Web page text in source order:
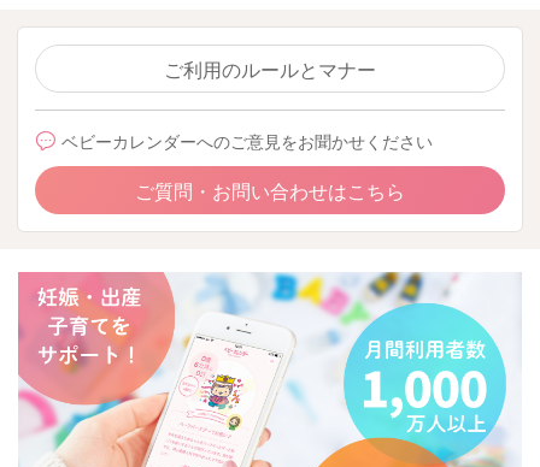
ご利用のルールとマナー
ベビーカレンダーへのご意見をお聞かせください
ご質問・お問い合わせはこちら